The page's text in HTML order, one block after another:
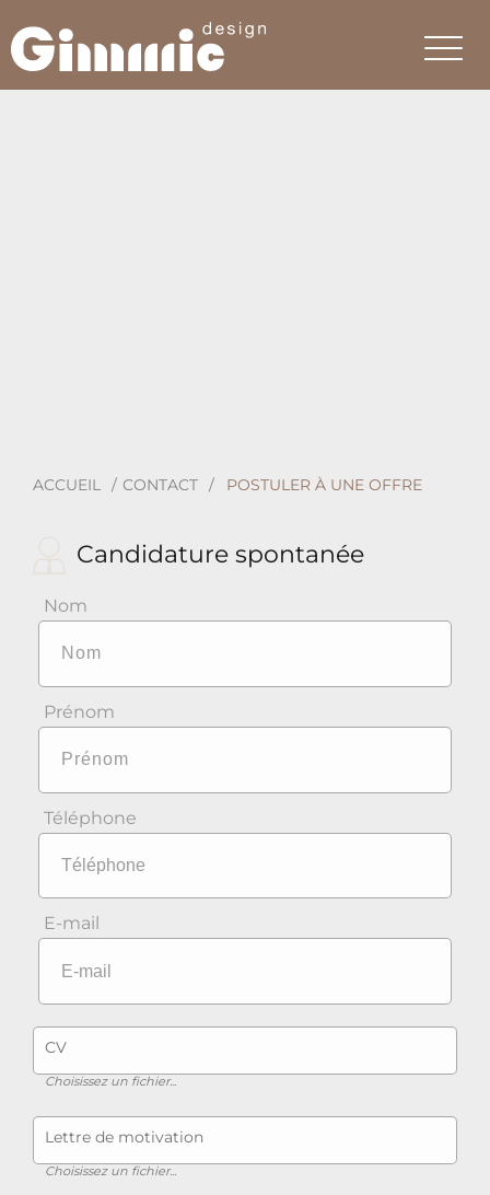
ACCUEIL CONTACT POSTULER À UNE OFFRE
Candidature spontanée
Nom
Prénom
Téléphone
E-mail
CV
Choisissez un fichier...
Lettre de motivation
Choisissez un fichier...